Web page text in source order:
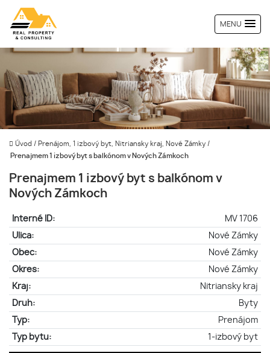
MENU
Úvod / Prenájom, 1 izbový byt, Nitriansky kraj, Nové Zámky /
Prenajmem 1 izbový byt s balkónom v Nových Zámkoch
Prenajmem 1 izbový byt s balkónom v
Nových Zámkoch
Interné ID:
MV 1706
Ulica:
Nové Zámky
Obec:
Nové Zámky
Okres:
Nové Zámky
Kraj:
Nitriansky kraj
Druh:
Byty
Typ:
Prenájom
Typ bytu:
1-izbový byt